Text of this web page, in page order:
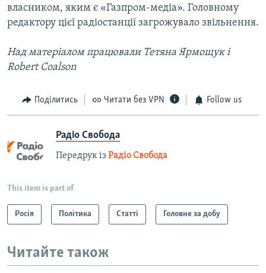
власником, яким є «Газпром-медіа». Головному
редактору цієї радіостанції загрожувало звільнення.
Над матеріалом працювали Тетяна Ярмощук і
Robert Coalson
Поділитись Читати без VPN Follow us
Радіо Свобода
Передрук із Радіо Свобода
This item is part of
Росія Політика Статті Головне за добу
Читайте також